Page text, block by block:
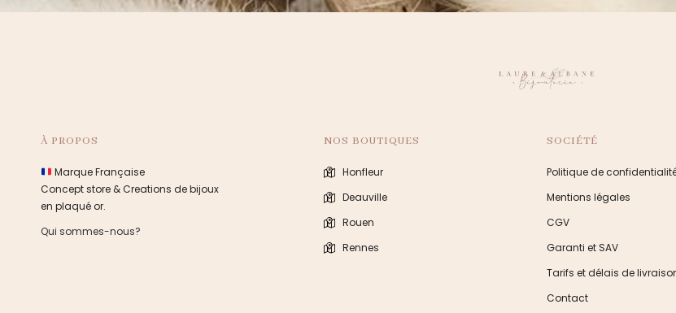
À PROPOS
Marque Française
Concept store & Creations de bijoux
en plaqué or.
Qui sommes-nous?
NOS BOUTIQUES
Honfleur
Deauville
Rouen
Rennes
SOCIÉTÉ
Politique de
Mentions légales
CGV
Garanti et SAV
Tarifs et délais de
Contact